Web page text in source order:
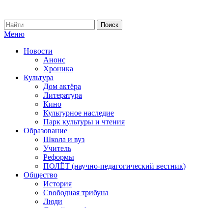
Меню
Новости
Анонс
Хроника
Культура
Дом актёра
Литература
Кино
Культурное наследие
Парк культуры и чтения
Образование
Школа и вуз
Учитель
Реформы
ПОЛЁТ (научно-педагогический вестник)
Общество
История
Свободная трибуна
Люди